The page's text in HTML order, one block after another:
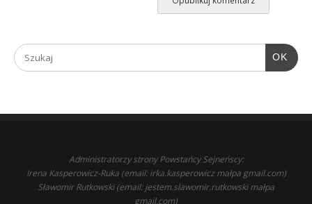
OK
Administratorzy strony Powstańcy Sejneńscy:
Irena Kasperowicz-Ruka (email: irka.kasperowicz małpa gmail.com)
Sławomir Rutkowski (email: jestem.slawomir.rutkowski małpa
gmail.com)